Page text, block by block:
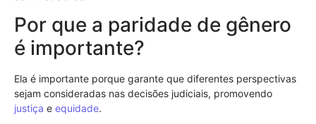
Por que a paridade de gênero
é importante?
Ela é importante porque garante que diferentes perspectivas
sejam consideradas nas decisões judiciais, promovendo
justiça e equidade.